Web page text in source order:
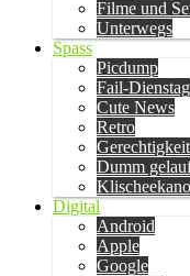
Filme und
Unterwegs
Spass
Picdump
Fail-Dienstag
Cute News
Retro
Dumm
Digital
Android
Apple
Google